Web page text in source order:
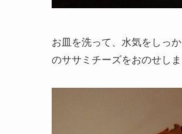
お皿を洗って、水気をしっ
のササミチーズをおのせし